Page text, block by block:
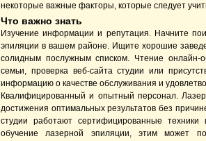
некоторые важные факторы, которые следует
Что важно знать
Изучение информации и репутация. Начните
эпиляции в вашем районе. Ищите хорошие
солидным послужным списком. Чтение онлайн-
семьи, проверка веб-сайта студии или
информацию о качестве обслуживания и
Квалифицированный и опытный персонал.
достижения оптимальных результатов без
студии работают сертифицированные
обучение лазерной эпиляции, этим может